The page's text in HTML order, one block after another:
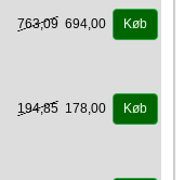
763,09 694,00 Køb
194,85 178,00 Køb